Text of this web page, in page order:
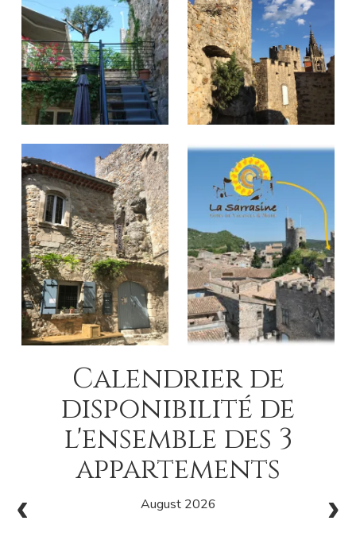
Calendrier de
disponibilité de
l'ensemble des 3
appartements
August 2026